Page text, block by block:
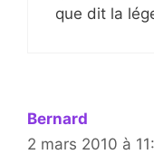
que dit la
Bernard
2 mars 2010 à